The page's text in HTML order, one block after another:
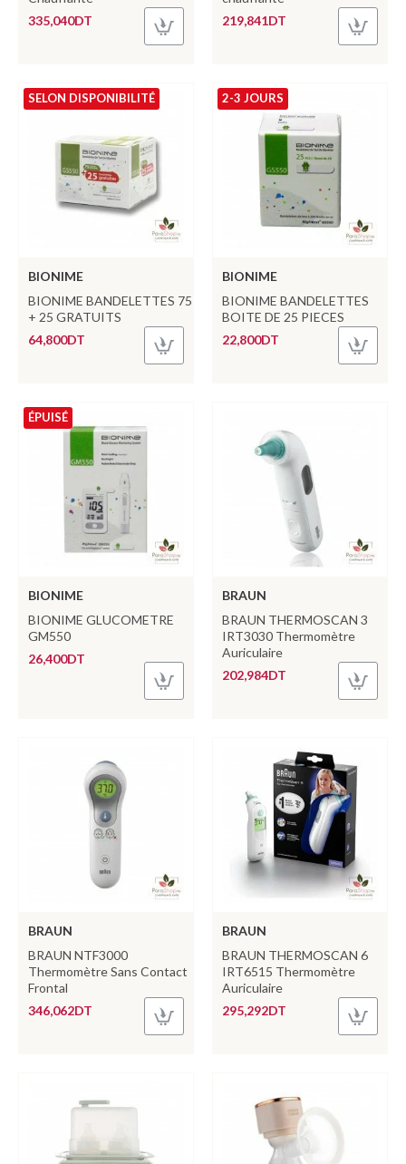
335,040DT
219,841DT
SELON DISPONIBILITÉ
BIONIME
BIONIME BANDELETTES 75
+ 25 GRATUITS
64,800DT
2-3 JOURS
BIONIME
BIONIME BANDELETTES
BOITE DE 25 PIECES
22,800DT
ÉPUISÉ
BIONIME
BIONIME GLUCOMETRE
GM550
26,400DT
BRAUN
BRAUN THERMOSCAN 3
IRT3030 Thermomètre
Auriculaire
202,984DT
BRAUN
BRAUN NTF3000
Thermomètre Sans Contact
Frontal
346,062DT
BRAUN
BRAUN THERMOSCAN 6
IRT6515 Thermomètre
Auriculaire
295,292DT